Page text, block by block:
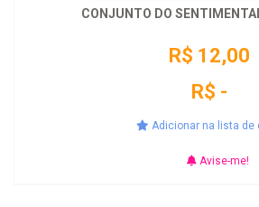
CONJUNTO DO
R$ 12,00
R$ -
Adicionar na lista de
Avise-me!